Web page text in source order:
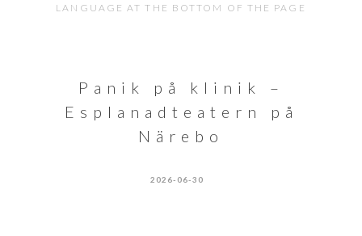
LANGUAGE AT THE BOTTOM OF THE PAGE
Panik på klinik –
Esplanadteatern på
Närebo
2026-06-30